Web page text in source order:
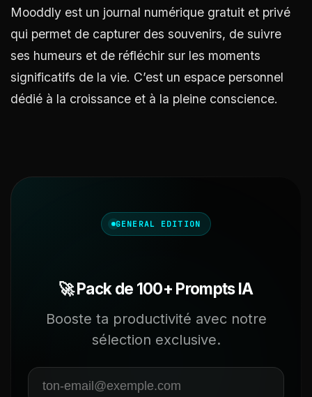
Mooddly est un journal numérique gratuit et privé
qui permet de capturer des souvenirs, de suivre
ses humeurs et de réfléchir sur les moments
significatifs de la vie. C’est un espace personnel
dédié à la croissance et à la pleine conscience.
GENERAL EDITION
🚀 Pack de 100+ Prompts IA
Booste ta productivité avec notre
sélection exclusive.